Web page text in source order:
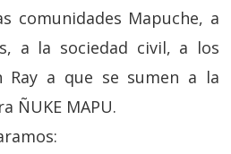
comunidades Mapuche, a
a la sociedad civil, a los
Ray a que se sumen a la
ÑUKE MAPU.